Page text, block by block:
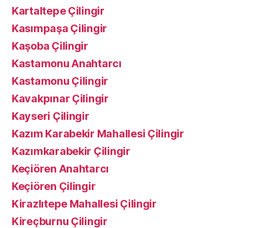
Kartaltepe Çilingir
Kasımpaşa Çilingir
Kaşoba Çilingir
Kastamonu Anahtarcı
Kastamonu Çilingir
Kavakpınar Çilingir
Kayseri Çilingir
Kazım Karabekir Mahallesi Çilingir
Kazımkarabekir Çilingir
Keçiören Anahtarcı
Keçiören Çilingir
Kirazlıtepe Mahallesi Çilingir
Kireçburnu Çilingir